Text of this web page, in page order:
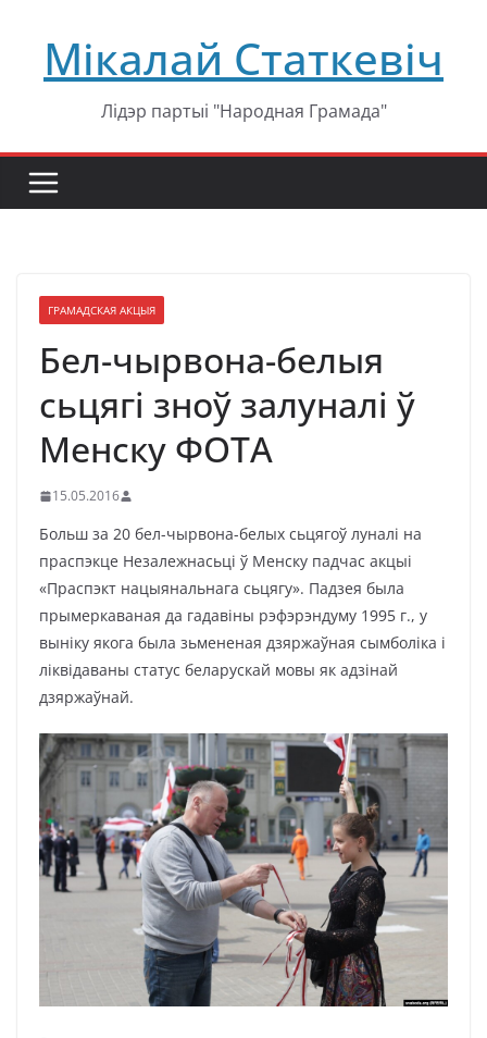
содержимому
Мікалай Статкевіч
Лідэр партыі "Народная Грамада"
ГРАМАДСКАЯ АКЦЫЯ
Бел-чырвона-белыя
сьцягі зноў залуналі ў
Менску ФОТА
15.05.2016
Больш за 20 бел-чырвона-белых сьцягоў луналі на
праспэкце Незалежнасьці ў Менску падчас акцыі
«Праспэкт нацыянальнага сьцягу». Падзея была
прымеркаваная да гадавіны рэфэрэндуму 1995 г., у
выніку якога была зьмененая дзяржаўная сымболіка і
ліквідаваны статус беларускай мовы як адзінай
дзяржаўнай.